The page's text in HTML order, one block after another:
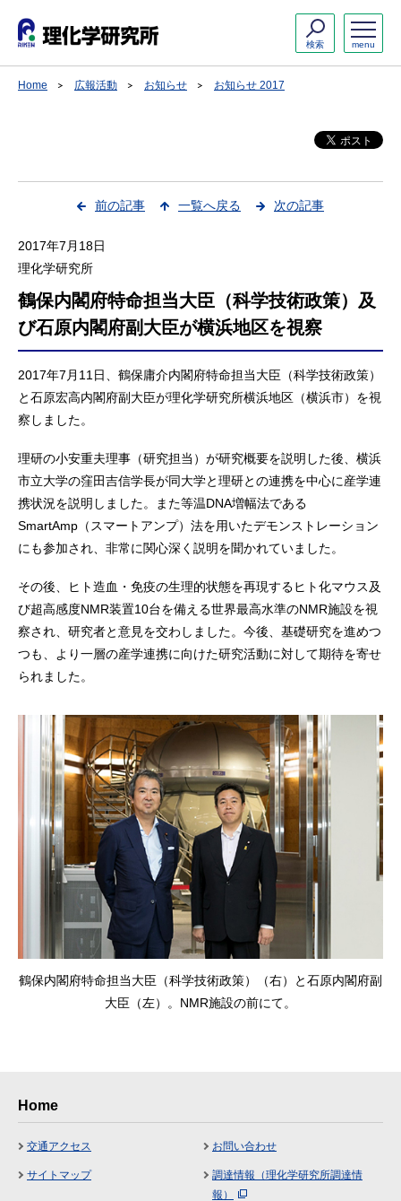
menu
検索
Home 広報活動 お知らせ お知らせ 2017
前の記事 一覧へ戻る 次の記事
2017年7月18日
理化学研究所
鶴保内閣府特命担当大臣（科学技術政策）及
び石原内閣府副大臣が横浜地区を視察
2017年7月11日、鶴保庸介内閣府特命担当大臣（科学技術政策）
と石原宏高内閣府副大臣が理化学研究所横浜地区（横浜市）を視
察しました。
理研の小安重夫理事（研究担当）が研究概要を説明した後、横浜
市立大学の窪田吉信学長が同大学と理研との連携を中心に産学連
携状況を説明しました。また等温DNA増幅法である
SmartAmp（スマートアンプ）法を用いたデモンストレーション
にも参加され、非常に関心深く説明を聞かれていました。
その後、ヒト造血・免疫の生理的状態を再現するヒト化マウス及
び超高感度NMR装置10台を備える世界最高水準のNMR施設を視
察され、研究者と意見を交わしました。今後、基礎研究を進めつ
つも、より一層の産学連携に向けた研究活動に対して期待を寄せ
られました。
鶴保内閣府特命担当大臣（科学技術政策）（右）と石原内閣府副
大臣（左）。NMR施設の前にて。
Home
交通アクセス お問い合わせ
サイトマップ
調達情報（理化学研究所調達情
報）